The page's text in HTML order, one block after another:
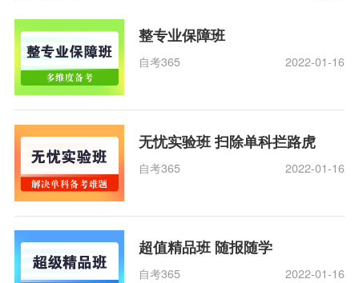
整专业保障班
自考365 2022-01-16
无忧实验班 扫除单科拦路虎
自考365 2022-01-16
超值精品班 随报随学
自考365 2022-01-16